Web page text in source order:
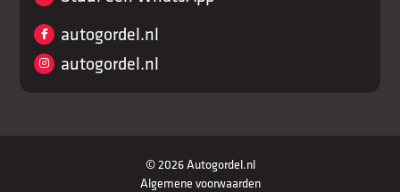
autogordel.nl
autogordel.nl
© 2026 Autogordel.nl
Algemene voorwaarden